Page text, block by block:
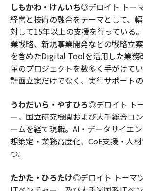
しもかわ・けんいち◎デロイト トー
経営と技術の融合をテーマとして、
対して15年以上の支援を行っている
業戦略、新規事業開発などの戦略立
を含めたDigital Toolを活用した業務
革のプロジェクトを数多く手がけて
計画立案だけでなく、実行サポートの
うわだいら・やすひろ◎デロイト ト
ー。国立研究機関および大手総合コ
ームを経て現職。AI・データサイエ
想策定・業務高度化、CoE支援・人
つ。
たかた・ひろたけ◎デロイト トーマ